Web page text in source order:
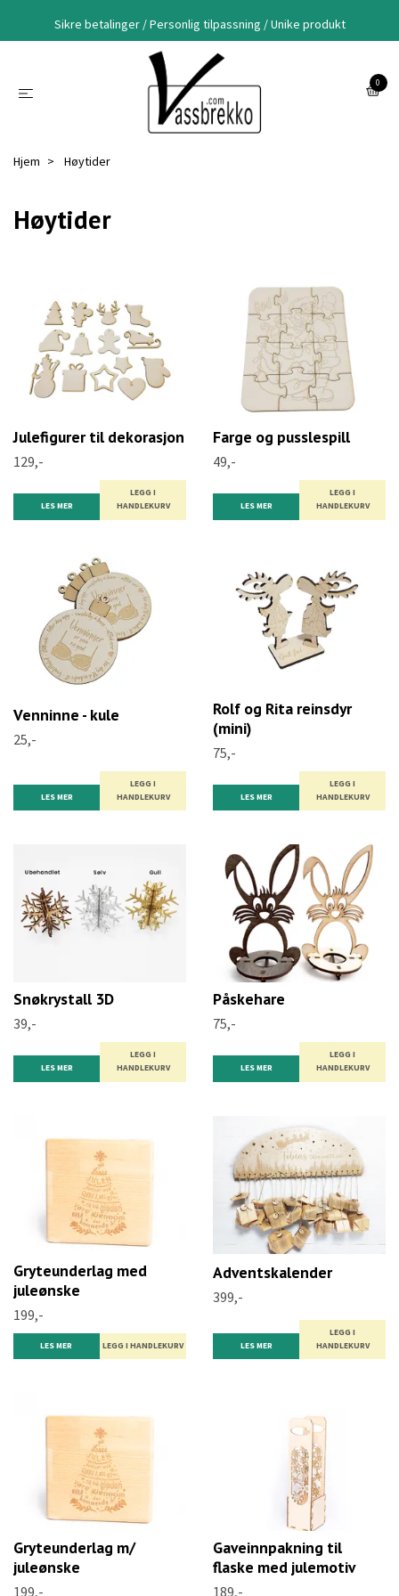
Sikre betalinger / Personlig tilpassning / Unike produkt
0
Hjem Høytider
Høytider
Julefigurer til dekorasjon
129,-
LES MER
LEGG I
HANDLEKURV
Farge og pusslespill
49,-
LES MER
LEGG I
HANDLEKURV
Venninne - kule
25,-
LES MER
LEGG I
HANDLEKURV
Rolf og Rita reinsdyr
(mini)
75,-
LES MER
LEGG I
HANDLEKURV
Snøkrystall 3D
39,-
LES MER
LEGG I
HANDLEKURV
Påskehare
75,-
LES MER
LEGG I
HANDLEKURV
Gryteunderlag med
juleønske
199,-
LES MER
Adventskalender
399,-
LES MER
LEGG I
HANDLEKURV
Gryteunderlag m/
juleønske
199,-
Gaveinnpakning til
flaske med julemotiv
189,-